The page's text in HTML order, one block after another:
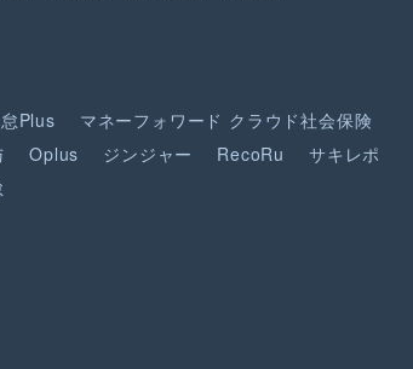
Plus マネーフォワード クラウド社会保険
Oplus ジンジャー RecoRu
サキレポ